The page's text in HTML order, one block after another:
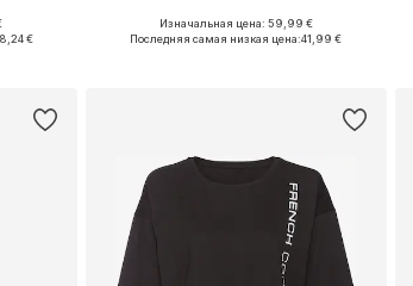
€
Доступно множество размеров
Изначальная цена: 59,99 €
Последняя самая низкая цена:41,99 €